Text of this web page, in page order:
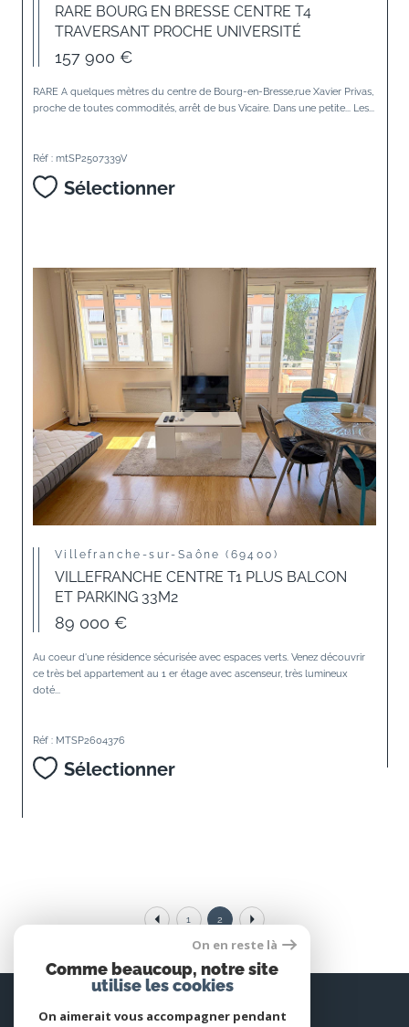
RARE BOURG EN BRESSE CENTRE T4
TRAVERSANT PROCHE UNIVERSITÉ
157 900 €
RARE A quelques mètres du centre de Bourg-en-Bresse,rue Xavier Privas,
proche de toutes commodités, arrêt de bus Vicaire. Dans une petite... Les...
Réf : mtSP2507339V
Sélectionner
Villefranche-sur-Saône (69400)
VILLEFRANCHE CENTRE T1 PLUS BALCON
ET PARKING 33M2
89 000 €
Au coeur d'une résidence sécurisée avec espaces verts. Venez découvrir
ce très bel appartement au 1 er étage avec ascenseur, très lumineux
doté...
Réf : MTSP2604376
Sélectionner
1 2
Espace
PROPRIÉTAIRE
On en reste là
Comme beaucoup, notre site
utilise les cookies
On aimerait vous accompagner pendant